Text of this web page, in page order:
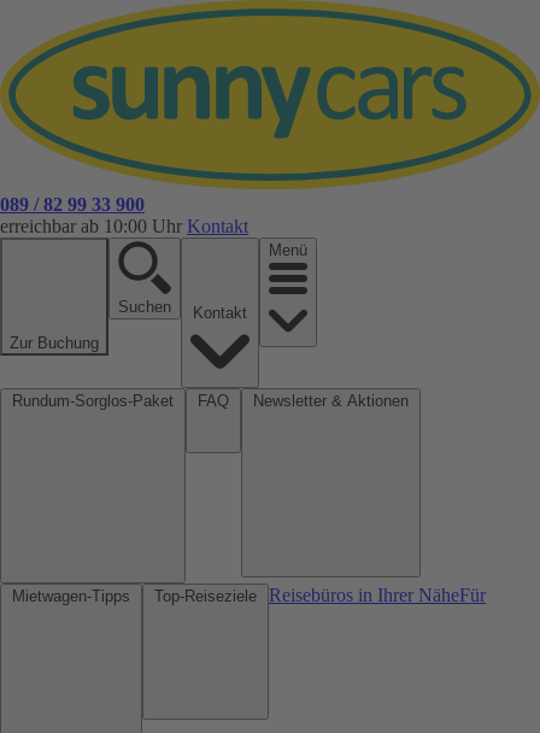
089 / 82 99 33 900
erreichbar ab 10:00 Uhr Kontakt
Zur Buchung
Suchen
Menü
Reisebüros in Ihrer NäheFür